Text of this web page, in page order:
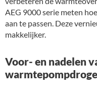
AEG 9000 serie meten
aan te passen. Deze
makkelijker.
Voor- en nadelen